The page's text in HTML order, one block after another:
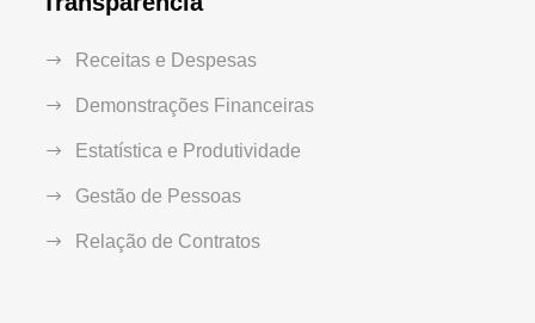
Receitas e Despesas
Demonstrações Financeiras
Estatística e Produtividade
Gestão de Pessoas
Relação de Contratos